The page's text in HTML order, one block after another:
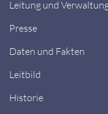
Leitung und
Presse
Daten und Fakten
Leitbild
Historie